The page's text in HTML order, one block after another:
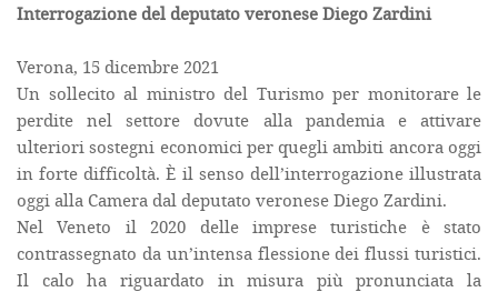
Interrogazione del deputato veronese Diego Zardini
Verona, 15 dicembre 2021
Un sollecito al ministro del Turismo per monitorare le
perdite nel settore dovute alla pandemia e attivare
ulteriori sostegni economici per quegli ambiti ancora oggi
in forte difficoltà. È il senso dell’interrogazione illustrata
oggi alla Camera dal deputato veronese Diego Zardini.
Nel Veneto il 2020 delle imprese turistiche è stato
contrassegnato da un’intensa flessione dei flussi turistici.
Il calo ha riguardato in misura più pronunciata la